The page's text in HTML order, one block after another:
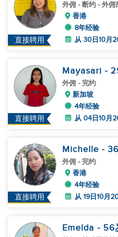
直接聘用
外佣 - 断约 - 外佣
香港
8年经验
从 30日10月
直接聘用
Mayasari -
外佣 - 完约
新加坡
4年经验
从 04日10月
直接聘用
Michelle - 36
外佣 - 完约
香港
4年经验
从 19日10月
Emelda - 56